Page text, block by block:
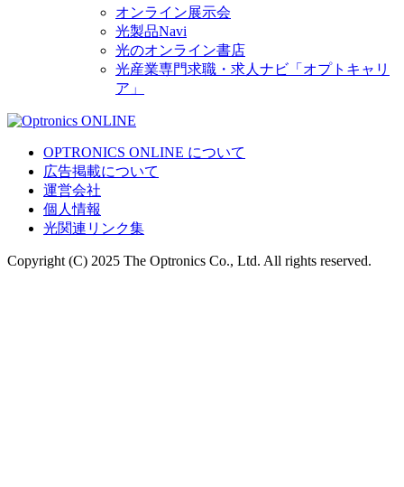
オンライン展示会
光製品Navi
光のオンライン書店
光産業専門求職・求人ナビ「オプトキャリ
ア」
OPTRONICS ONLINE について
広告掲載について
運営会社
個人情報
光関連リンク集
Copyright (C) 2025 The Optronics Co., Ltd. All rights reserved.